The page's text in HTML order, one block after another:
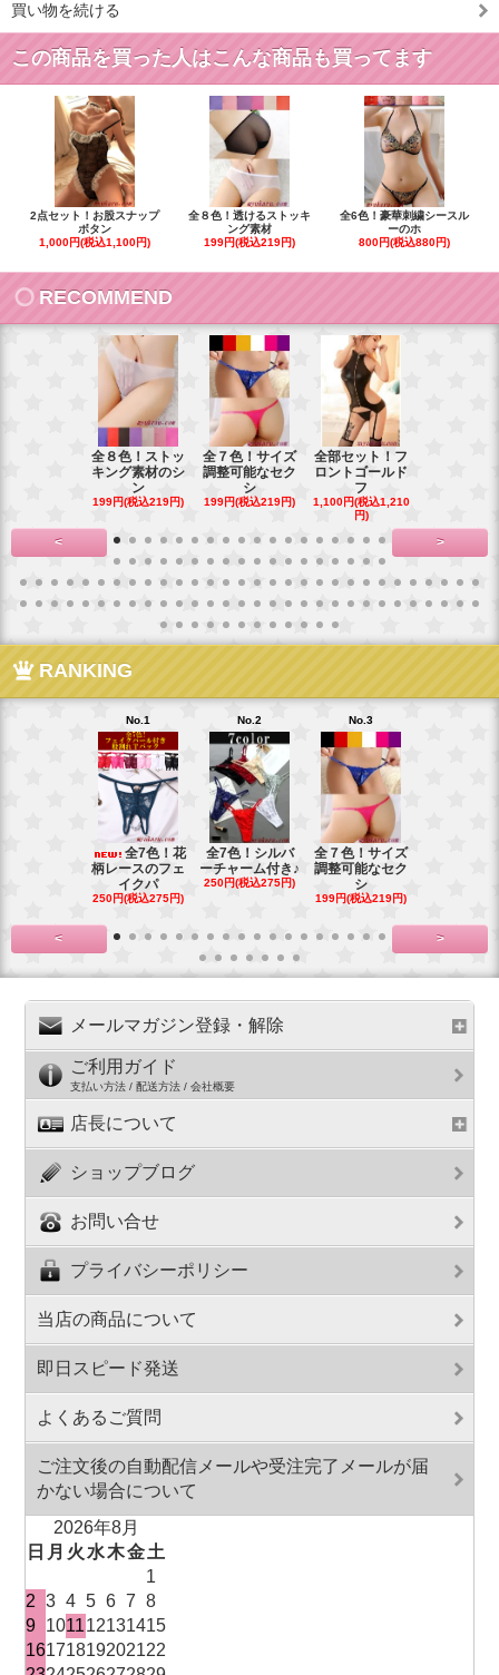
買い物を続ける
この商品を買った人はこんな商品も買ってます
2点セット！お股スナップ
ボタン
1,000円(税込1,100円)
全８色！透けるストッキ
ング素材
199円(税込219円)
全6色！豪華刺繍シースル
ーのホ
800円(税込880円)
RECOMMEND
全８色！ストッ
キング素材のシ
ン
199円(税込219円)
全７色！サイズ
調整可能なセク
シ
199円(税込219円)
全部セット！フ
ロントゴールド
フ
1,100円(税込1,210
円)
< >
RANKING
No.1
全7色！花
柄レースのフェ
イクパ
250円(税込275円)
No.2
全7色！シルバ
ーチャーム付き♪
250円(税込275円)
No.3
全７色！サイズ
調整可能なセク
シ
199円(税込219円)
< >
メールマガジン登録・解除
ご利用ガイド
支払い方法 / 配送方法 / 会社概要
店長について
ショップブログ
お問い合せ
プライバシーポリシー
当店の商品について
即日スピード発送
よくあるご質問
ご注文後の自動配信メールや受注完了メールが届
かない場合について
2026年8月
日 月 火 水木金土
1
2
3 4 5 6 7
8
9 101112131415
16171819202122